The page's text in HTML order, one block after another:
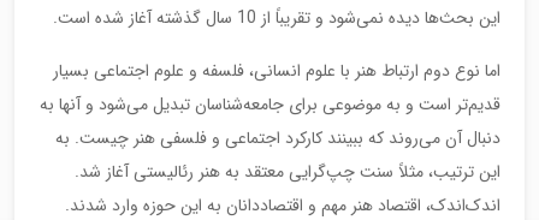
این بحث‌ها دیده نمی‌شود و تقریباً از 10 سال گذشته آغاز شده است.
اما نوع دوم ارتباط هنر با علوم انسانی، فلسفه و علوم اجتماعی بسیار
قدیم‌تر است و به موضوعی برای جامعه‌شناسان تبدیل می‌شود و آنها به
دنبال آن می‌روند که ببینند کارکرد اجتماعی و فلسفی هنر چیست. به
این ترتیب، مثلاً سنت چپ‌گرایی معتقد به هنر رئالیستی آغاز شد.
اندک‌اندک، اقتصاد هنر مهم و اقتصاددانان به این حوزه وارد شدند.